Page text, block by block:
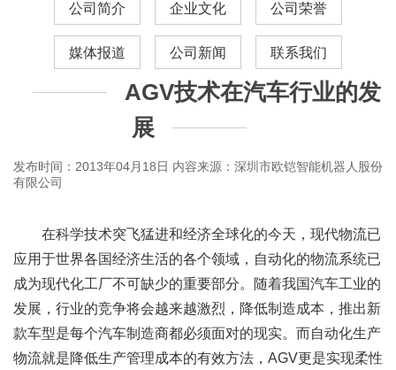
公司简介 企业文化 公司荣誉
媒体报道 公司新闻 联系我们
AGV技术在汽车行业的发
展
发布时间：2013年04月18日 内容来源：深圳市欧铠智能机器人股份
有限公司
在科学技术突飞猛进和经济全球化的今天，现代物流已
应用于世界各国经济生活的各个领域，自动化的物流系统已
成为现代化工厂不可缺少的重要部分。随着我国汽车工业的
发展，行业的竞争将会越来越激烈，降低制造成本，推出新
款车型是每个汽车制造商都必须面对的现实。而自动化生产
物流就是降低生产管理成本的有效方法，AGV更是实现柔性